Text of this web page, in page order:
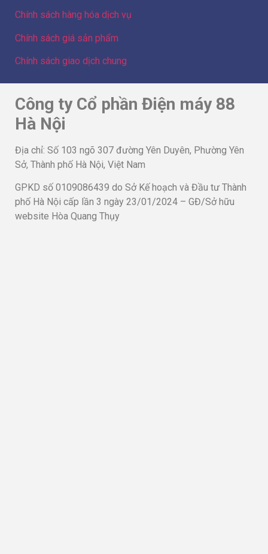
Chính sách hàng hóa dịch vụ
Chính sách giá sản phẩm
Chính sách giao dịch chung
Công ty Cổ phần Điện máy 88
Hà Nội
Địa chỉ: Số 103 ngõ 307 đường Yên Duyên, Phường Yên
Sở, Thành phố Hà Nội, Việt Nam
GPKD số 0109086439 do Sở Kế hoạch và Đầu tư Thành
phố Hà Nội cấp lần 3 ngày 23/01/2024 – GĐ/Sở hữu
website Hòa Quang Thụy